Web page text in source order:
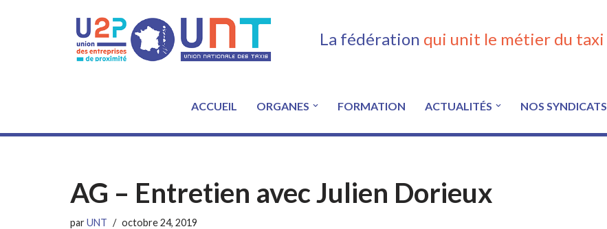
La fédération qui unit le métier du taxi
ACCUEIL ORGANES FORMATION ACTUALITÉS NOS SYNDICATS
AG – Entretien avec Julien Dorieux
parUNT octobre 24, 2019